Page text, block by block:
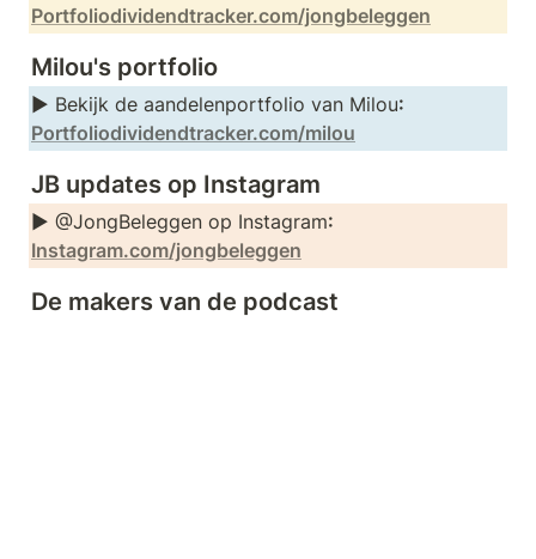
Portfoliodividendtracker.com/jongbeleggen
Milou's portfolio
► Bekijk de aandelenportfolio van Milou
Portfoliodividendtracker.com/milou
JB updates op Instagram
► @JongBeleggen op Instagram
Instagram.com/jongbeleggen
De makers van de podcast